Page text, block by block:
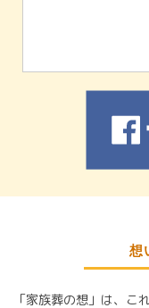
想
「家族葬の想」は、こ